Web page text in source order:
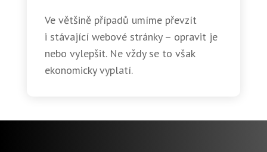
Ve většině případů umíme převzít
i stávající webové stránky – opravit je
nebo vylepšit. Ne vždy se to však
ekonomicky vyplatí.